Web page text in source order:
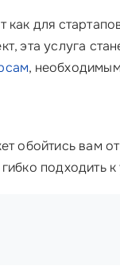
для
эта услуга
,
обойтись вам от
подходить